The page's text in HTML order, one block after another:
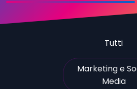
Tutti
Marketing e
Media